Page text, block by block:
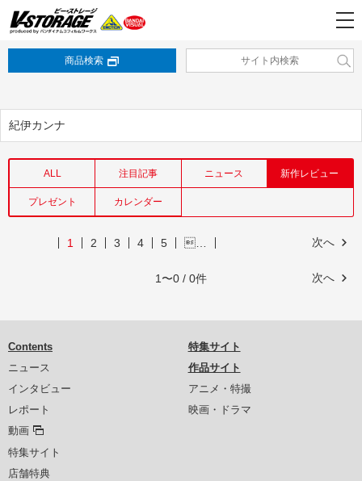
商品検索
紀伊カンナ
ALL 注目記事 ニュース 新作レビュー
プレゼント カレンダー
次へ
1 2 3 4 5 …
次へ
1〜0 / 0件
Contents
ニュース
インタビュー
レポート
動画
特集サイト
店舗特典
特集サイト
作品サイト
アニメ・特撮
映画・ドラマ